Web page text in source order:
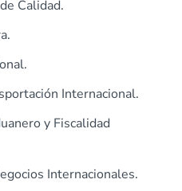
Calidad.
Internacional.
y Fiscalidad
Internacionales.